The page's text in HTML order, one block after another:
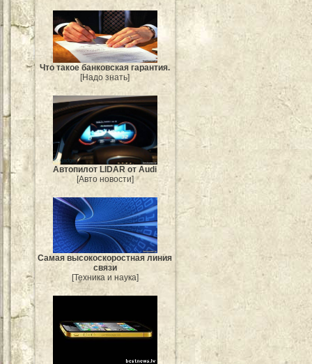
Что такое банковская гарантия.
[Надо знать]
Автопилот LIDAR от Audi
[Авто новости]
Самая высокоскоростная линия
связи
[Техника и наука]